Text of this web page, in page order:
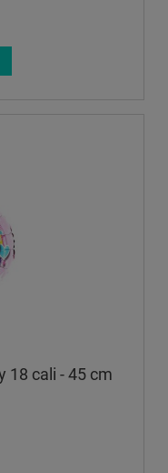
18 cali - 45 cm